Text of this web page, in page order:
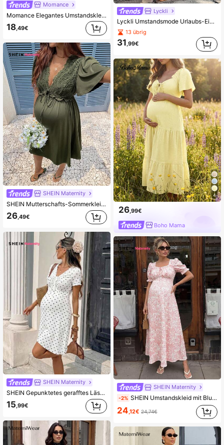
Momance
Momance Elegantes Umstandskleid mit Blumenmuster, quadratischem Ausschnitt und Puffärmeln
18 ,49€
SHEIN Maternity
SHEIN Mutterschafts-Sommerkleid im minimalistischen Stil mit einfarbiger Spitze, Patchwork, tiefem V-Ausschnitt und Rüschenärmeln
26,49€
SHEIN Maternity
SHEIN Gepunktetes gerafftes Lässig Urlaubs Umstandskleid für den Alltag
15,99€
Lyckli
Lyckli Umstandsmode Urlaubs-Einfarbiges Kleid mit Rüschensaum und geknoteter Schulter
13 übrig
31,99€
4
26,99€
Boho Mama
SHEIN Maternity
-2% SHEIN Umstandskleid mit Blume Muster in Lässig-Stil
24,12€ 24,74€